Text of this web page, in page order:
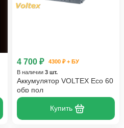
4 700 ₽
4300 ₽ + БУ
В наличии 3 шт.
Аккумулятор VOLTEX Eco 60
обр пол
Купить